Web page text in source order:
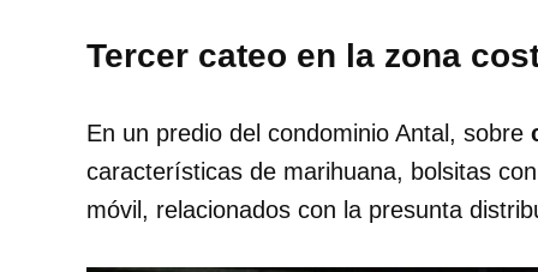
Tercer cateo en la zona
En un predio del condominio Antal, sobre
características de marihuana, bolsitas
móvil, relacionados con la presunta